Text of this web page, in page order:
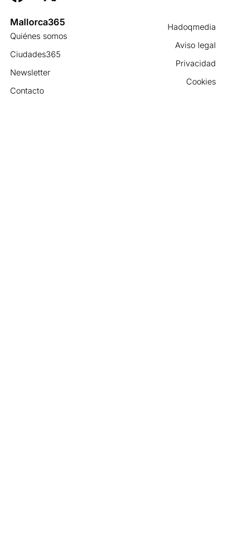
Hadoqmedia
Aviso legal
Privacidad
Cookies
Mallorca365
Quiénes somos
Ciudades365
Newsletter
Contacto